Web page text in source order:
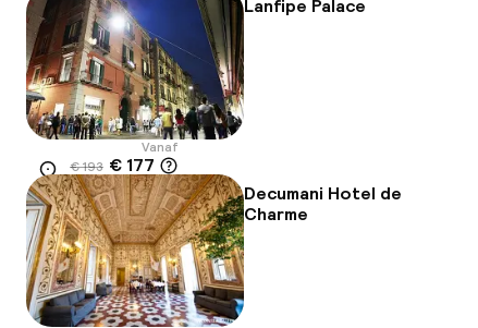
Lanfipe Palace
Locatie
Vanaf
€ 193 € 177
-9%
Decumani Hotel de
Charme